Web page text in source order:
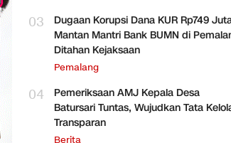
03
Dugaan Korupsi Dana KUR Rp749
Mantan Mantri Bank BUMN di
Ditahan Kejaksaan
Pemalang
04
Pemeriksaan AMJ Kepala Desa
Batursari Tuntas, Wujudkan Tata
Transparan
Berita